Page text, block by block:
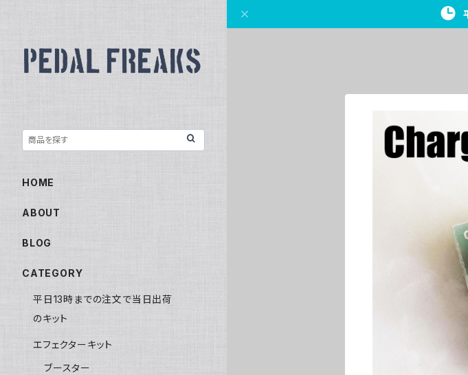
HOME
ABOUT
BLOG
CATEGORY
平日13時までの注文で当日出荷
のキット
エフェクターキット
ブースター